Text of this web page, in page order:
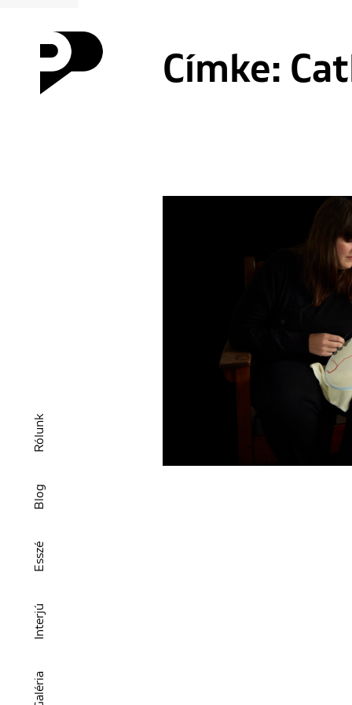
Galéria
Interjú
Esszé
Blog
Rólunk
Címke: